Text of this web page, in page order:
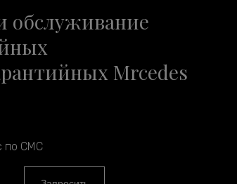
обслуживание
Mrcedes
по СМС